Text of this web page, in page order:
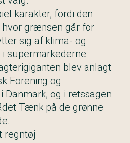
karakter, fordi den
hvor grænsen går for
sig af klima- og
supermarkederne.
blev anlagt
Forening og
og i retssagen
Tænk på de grønne
regntøj